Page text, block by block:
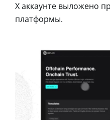
X аккаунте выложено
платформы.